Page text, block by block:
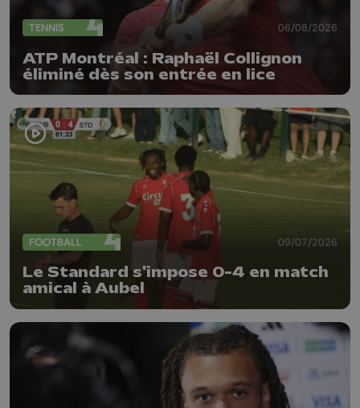
TENNIS 06/08/2026
ATP Montréal : Raphaël Collignon
éliminé dès son entrée en lice
FOOTBALL 09/07/2026
Le Standard s'impose 0-4 en match
amical à Aubel